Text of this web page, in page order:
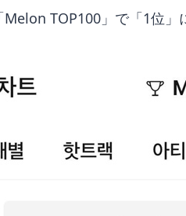
TOP100」で「1位」